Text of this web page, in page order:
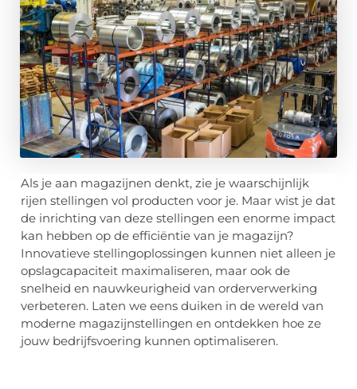
Als je aan magazijnen denkt, zie je waarschijnlijk
rijen stellingen vol producten voor je. Maar wist je dat
de inrichting van deze stellingen een enorme impact
kan hebben op de efficiëntie van je magazijn?
Innovatieve stellingoplossingen kunnen niet alleen je
opslagcapaciteit maximaliseren, maar ook de
snelheid en nauwkeurigheid van orderverwerking
verbeteren. Laten we eens duiken in de wereld van
moderne magazijnstellingen en ontdekken hoe ze
jouw bedrijfsvoering kunnen optimaliseren.